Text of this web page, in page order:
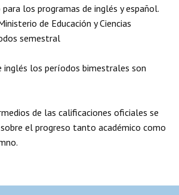
los programas de inglés y español.
de Educación y Ciencias
semestral
inglés los períodos bimestrales son
de las calificaciones oficiales se
el progreso tanto académico como